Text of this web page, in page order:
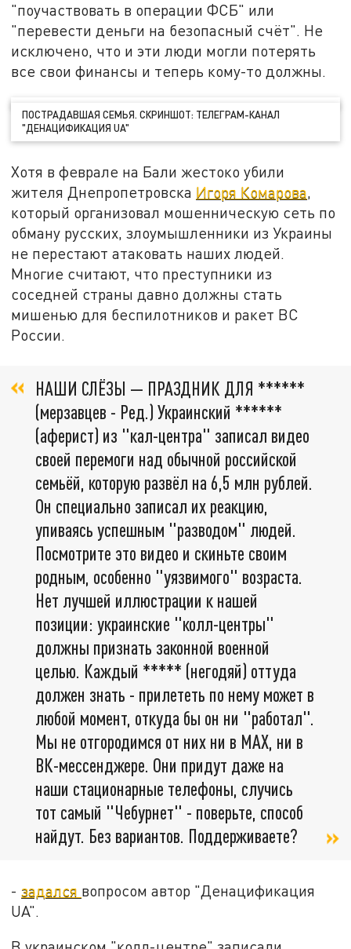
"поучаствовать в операции ФСБ" или
"перевести деньги на безопасный счёт". Не
исключено, что и эти люди могли потерять
все свои финансы и теперь кому-то должны.
ПОСТРАДАВШАЯ СЕМЬЯ. СКРИНШОТ: ТЕЛЕГРАМ-КАНАЛ
"ДЕНАЦИФИКАЦИЯ UA"
Хотя в феврале на Бали жестоко убили
жителя Днепропетровска Игоря Комарова,
который организовал мошенническую сеть по
обману русских, злоумышленники из Украины
не перестают атаковать наших людей.
Многие считают, что преступники из
соседней страны давно должны стать
мишенью для беспилотников и ракет ВС
России.
НАШИ СЛЁЗЫ — ПРАЗДНИК ДЛЯ ******
(мерзавцев - Ред.) Украинский ******
(аферист) из "кал-центра" записал видео
своей перемоги над обычной российской
семьёй, которую развёл на 6,5 млн рублей.
Он специально записал их реакцию,
упиваясь успешным "разводом" людей.
Посмотрите это видео и скиньте своим
родным, особенно "уязвимого" возраста.
Нет лучшей иллюстрации к нашей
позиции: украинские "колл-центры"
должны признать законной военной
целью. Каждый ***** (негодяй) оттуда
должен знать - прилететь по нему может в
любой момент, откуда бы он ни "работал".
Мы не отгородимся от них ни в MAX, ни в
ВК-мессенджере. Они придут даже на
наши стационарные телефоны, случись
тот самый "Чебурнет" - поверьте, способ
найдут. Без вариантов. Поддерживаете?
-задался вопросом автор "Денацификация
UA".